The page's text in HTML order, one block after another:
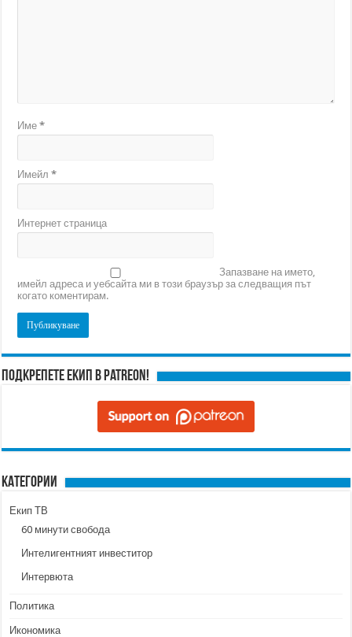
Име*
Имейл*
Интернет страница
Запазване на името,
имейл адреса и уебсайта ми в този браузър за следващия път
когато коментирам.
Подкрепете ЕКИП в Patreon!
Категории
Екип ТВ
60 минути свобода
Интелигентният инвеститор
Интервюта
Политика
Икономика